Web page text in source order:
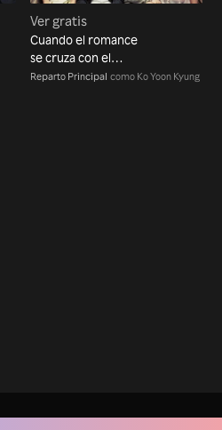
Ver gratis
Cuando el romance
se cruza con el
destino
Reparto Principal como Ko Yoon Kyung